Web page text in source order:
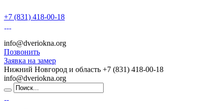
+7 (831) 418-00-18
info@dveriokna.org
Позвонить
Заявка на замер
Нижний Новгород и область +7 (831) 418-00-18
info@dveriokna.org